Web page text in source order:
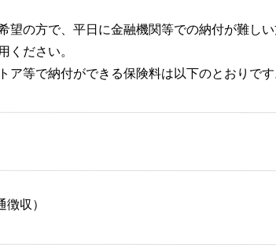
望の方で、平日に金融機関等での納付が難し
ください。
ア等で納付ができる保険料は以下のとおりです
収）